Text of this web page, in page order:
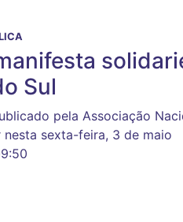
Sul
pela Associação
nesta sexta-feira, 3 de maio